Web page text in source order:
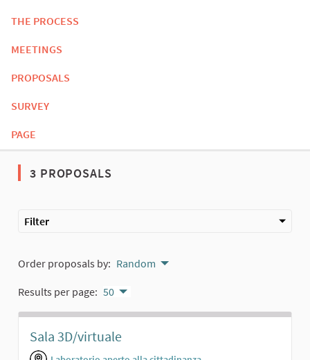
THE PROCESS
MEETINGS
PROPOSALS
SURVEY
PAGE
3 PROPOSALS
Filter
Order proposals by: Random
Results per page: 50
Sala 3D/virtuale